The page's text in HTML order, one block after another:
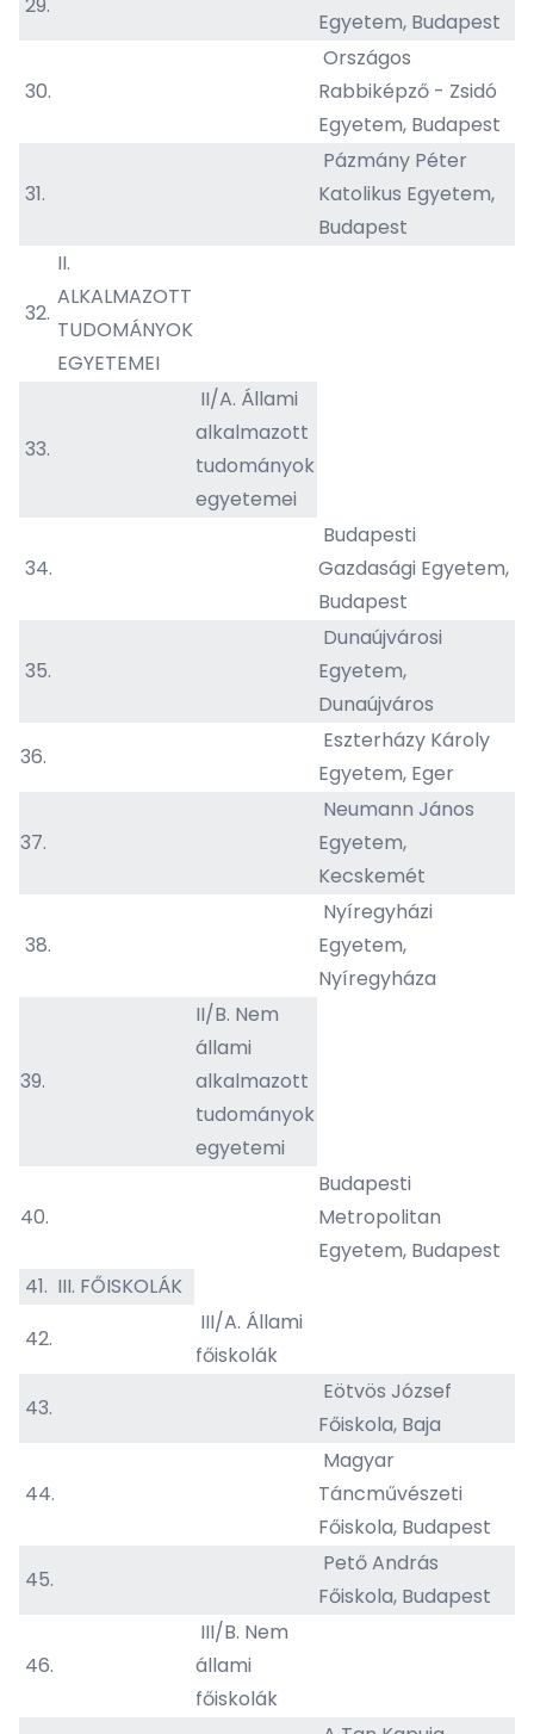
Egyetem, Budapest
30.
Országos
Rabbiképző - Zsidó
Egyetem, Budapest
31.
Pázmány Péter
Katolikus Egyetem,
Budapest
32.
II.
ALKALMAZOTT
TUDOMÁNYOK
EGYETEMEI
33.
II/A. Állami
alkalmazott
tudományok
egyetemei
34.
Budapesti
Gazdasági Egyetem,
Budapest
35.
Dunaújvárosi
Egyetem,
Dunaújváros
36.
Eszterházy Károly
Egyetem, Eger
37.
Neumann János
Egyetem,
Kecskemét
38.
Nyíregyházi
Egyetem,
Nyíregyháza
39.
II/B. Nem
állami
alkalmazott
tudományok
egyetemi
40.
Budapesti
Metropolitan
Egyetem, Budapest
41. III. FŐISKOLÁK
42.
III/A. Állami
főiskolák
43.
Eötvös József
Főiskola, Baja
44.
Magyar
Táncművészeti
Főiskola, Budapest
45.
Pető András
Főiskola, Budapest
46.
III/B. Nem
állami
főiskolák